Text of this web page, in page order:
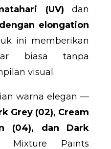
(UV) dan
elongation
ini memberikan
biasa tanpa
visual.
warna elegan —
Grey (02), Cream
(04), dan Dark
Paints